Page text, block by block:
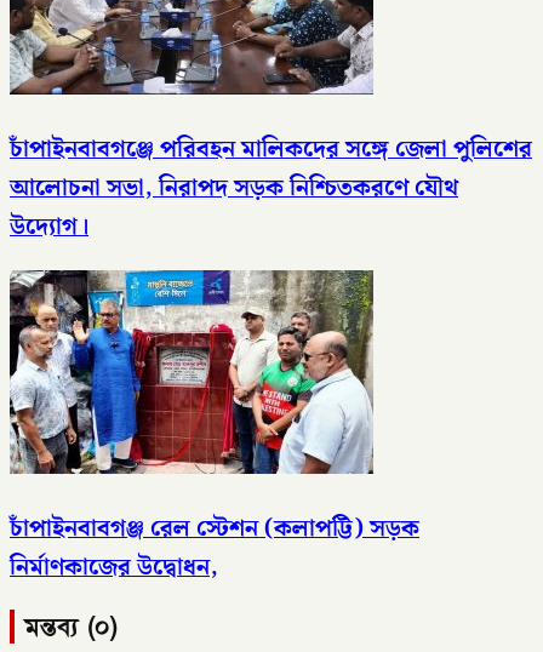
চাঁপাইনবাবগঞ্জে পরিবহন মালিকদের সঙ্গে জেলা পুলিশের
আলোচনা সভা, নিরাপদ সড়ক নিশ্চিতকরণে যৌথ
উদ্যোগ।
চাঁপাইনবাবগঞ্জ রেল স্টেশন (কলাপট্টি) সড়ক
নির্মাণকাজের উদ্বোধন,
মন্তব্য (০)